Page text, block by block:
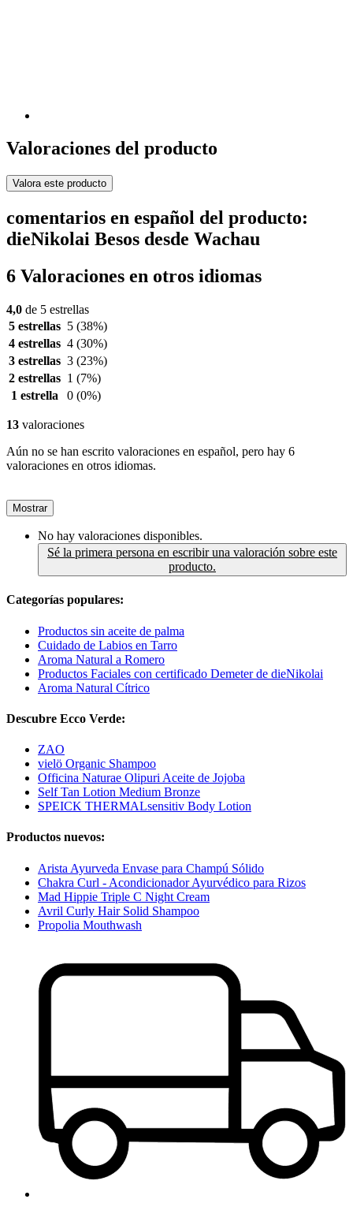
Valoraciones del producto
Valora este producto
comentarios en español del producto:
dieNikolai Besos desde Wachau
6 Valoraciones en otros idiomas
4,0 de 5 estrellas
5 estrellas 5 (38%)
4 estrellas 4 (30%)
3 estrellas 3 (23%)
2 estrellas 1 (7%)
1 estrella
0 (0%)
13 valoraciones
Aún no se han escrito valoraciones en español, pero hay 6
valoraciones en otros idiomas.
Mostrar
No hay valoraciones disponibles.
Sé la primera persona en escribir una valoración sobre este
producto.
Categorías populares:
Productos sin aceite de palma
Cuidado de Labios en Tarro
Aroma Natural a Romero
Productos Faciales con certificado Demeter de dieNikolai
Aroma Natural Cítrico
Descubre Ecco Verde:
ZAO
vielö Organic Shampoo
Officina Naturae Olipuri Aceite de Jojoba
Self Tan Lotion Medium Bronze
SPEICK THERMALsensitiv Body Lotion
Productos nuevos:
Arista Ayurveda Envase para Champú Sólido
Chakra Curl - Acondicionador Ayurvédico para Rizos
Mad Hippie Triple C Night Cream
Avril Curly Hair Solid Shampoo
Propolia Mouthwash